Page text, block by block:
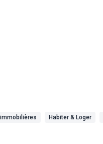
Habiter & Loger